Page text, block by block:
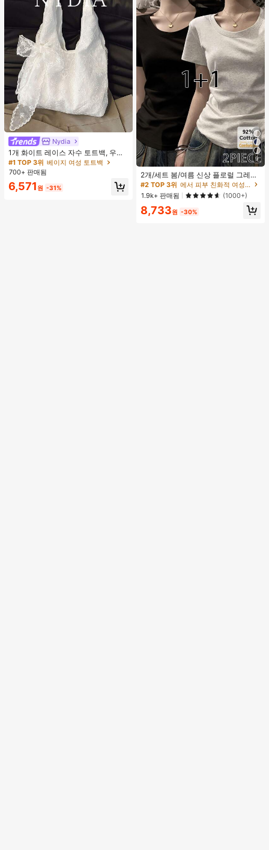
Nydia
1개 화이트 레이스 자수 토트백, 우아
한 리본 숄더백, 로맨틱 대용량 여성
데일리 쇼핑 여행 핸드백
#1 TOP 3위 베이지 여성 토트백
거의 매진!
#1 TOP 3위 베이지 여성 토트백
거의 매진!
#1 TOP 3위 베이지 여성 토트백
거의 매진!
#1 TOP 3위
베이지 여성 토트백
700+ 판매됨
6,571 원 -31%
9
2개/세트 봄/여름 신상 플로럴 그레이
+ 블랙 반팔 티셔츠, 여성 슬림핏 솔리
드 컬러 언더셔츠 캐주얼
#2 TOP 3위
에서 피부 친화적 여성 상의, 블라우스 & 티
높은 재방문 고객
#2 TOP 3위
에서 피부 친화적 여성 상의, 블라우스 & 티
높은 재방문 고객
#2 TOP 3위
에서 피부 친화적 여성 상의, 블라우스 & 티
높은 재방문 고객
#2 TOP 3위
에서 피부 친화적 여성 상의, 블라우스 & 티
높은 재방문 고객
1.9k+ 판매됨 (1000+)
8,733원 -30%